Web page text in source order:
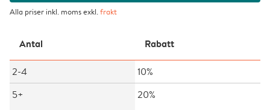
Alla priser inkl. moms exkl.frakt
Antal Rabatt
2-4
10%
5+
20%